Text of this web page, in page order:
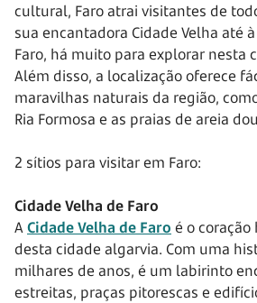
cultural, Faro atrai visitantes de
sua encantadora Cidade Velha até
Faro, há muito para explorar nesta
Além disso, a localização oferece
maravilhas naturais da região,
Ria Formosa e as praias de areia
2 sítios para visitar em Faro:
Cidade Velha de Faro
ACidade Velha de Faro é o
desta cidade algarvia. Com uma
milhares de anos, é um labirinto
estreitas, praças pitorescas e